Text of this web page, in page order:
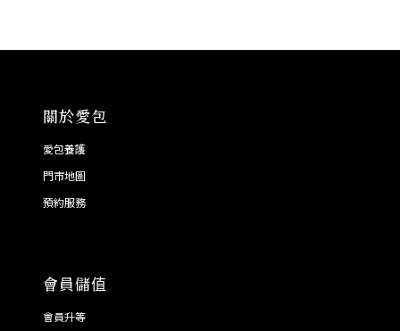
關於愛包
愛包養護
門市地圖
預約服務
會員儲值
會員升等